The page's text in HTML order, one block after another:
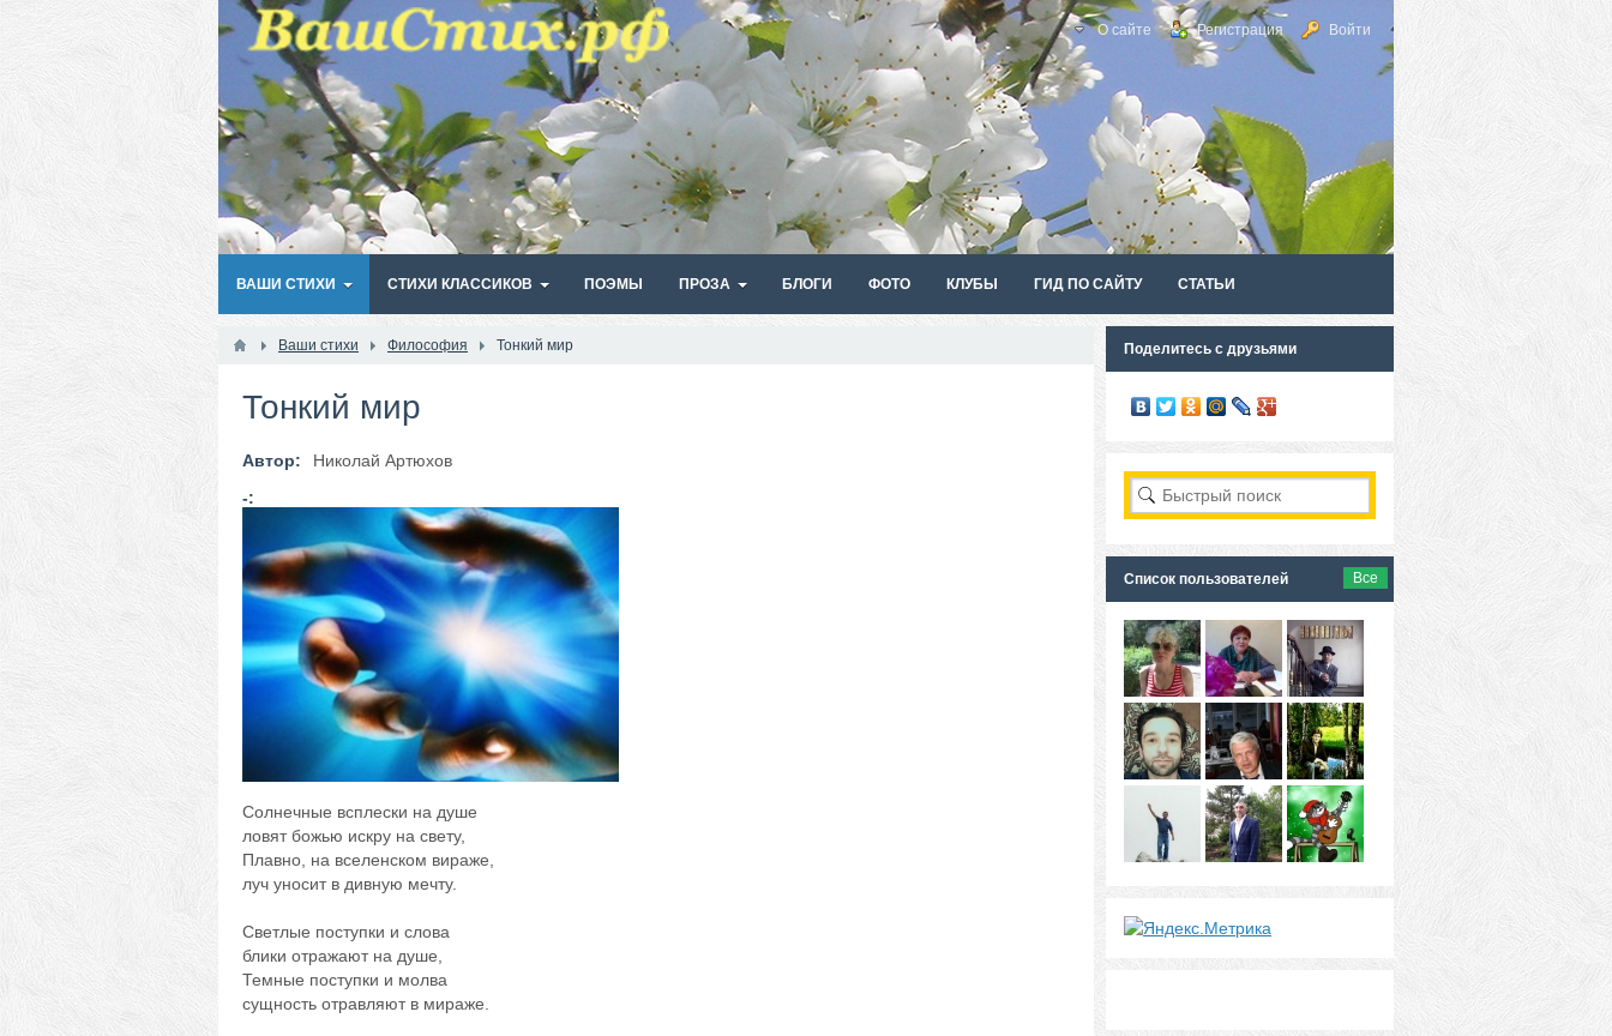
О сайте Регистрация Войти
ВАШИ СТИХИ СТИХИ КЛАССИКОВ ПОЭМЫ ПРОЗА БЛОГИ ФОТО КЛУБЫ ГИД ПО САЙТУ СТАТЬИ
Ваши стихи Философия Тонкий мир
Тонкий мир
Автор:
Николай Артюхов
-:
Солнечные всплески на душе
ловят божью искру на свету,
Плавно, на вселенском вираже,
луч уносит в дивную мечту.
Светлые поступки и слова
блики отражают на душе,
Темные поступки и молва
сущность отравляют в мираже.
Поделитесь с друзьями
Список пользователей Все